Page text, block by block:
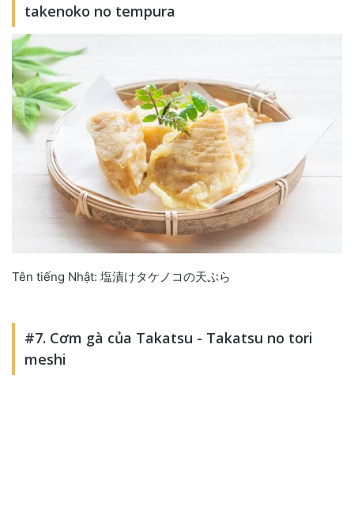
takenoko no tempura
Tên tiếng Nhật: 塩漬けタケノコの天ぷら
#7. Cơm gà của Takatsu - Takatsu no tori
meshi